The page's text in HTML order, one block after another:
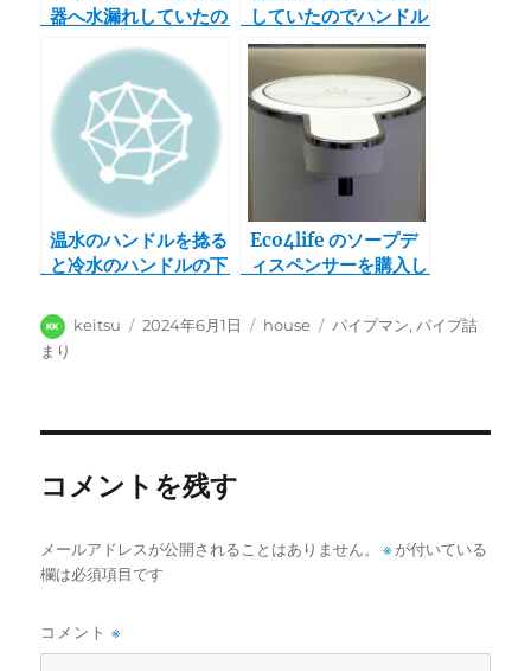
器へ水漏れしていたの
交換してみた
していたのでハンドル
を分解してみたがパッ
キンは問題なさそうだ
った件
温水のハンドルを捻る
と冷水のハンドルの下
Eco4life のソープデ
ィスペンサーを購入し
れてつかってますが割
とおしゃれです
投
keitsu
投
2024年6月1日
カ
house
タ
パイプマン,パイプ詰
まり
コメントを残す
メールアドレスが公開されることはありません。 ※ が付いている
欄は必須項目です
コメント※